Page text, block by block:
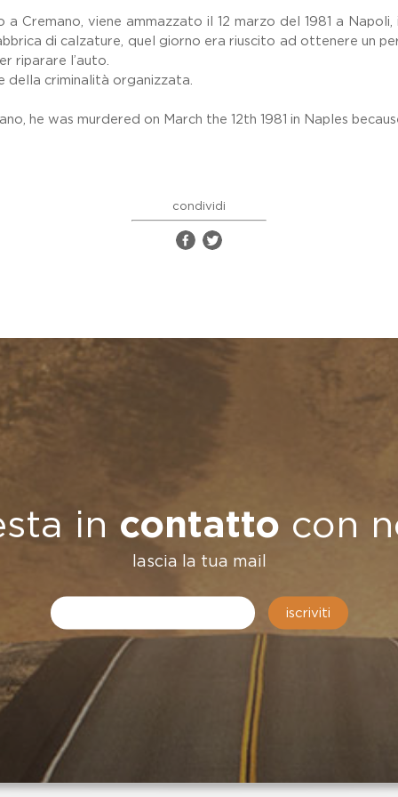
...decisero
messaggio,
l'impegno
Cremano, viene ammazzato il 12 marzo del 1981 a
di calzature, quel giorno era riuscito ad ottenere un
riparare l’auto.
della criminalità organizzata.
he was murdered on March the 12th 1981 in Naples
condividi
in contatto con
lascia la tua mail
iscriviti